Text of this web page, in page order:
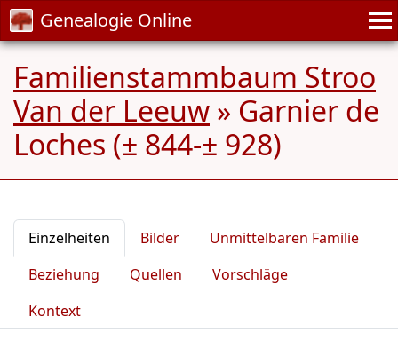
Genealogie Online
Familienstammbaum Stroo
Van der Leeuw » Garnier de
Loches (± 844-± 928)
Einzelheiten Bilder
Unmittelbaren Familie
Beziehung
Quellen
Vorschläge
Kontext